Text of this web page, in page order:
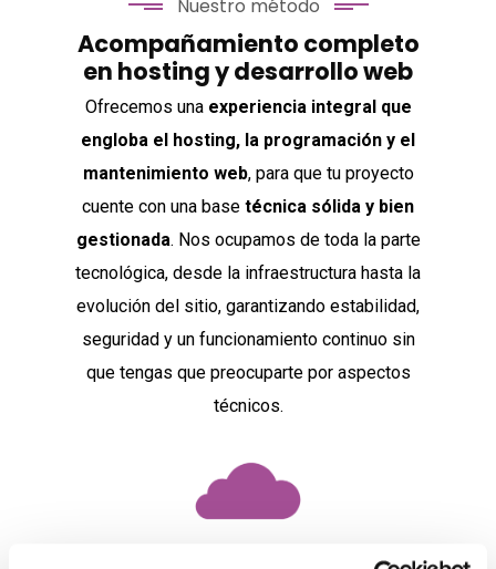
Nuestro método
Acompañamiento completo
en hosting y desarrollo web
Ofrecemos una experiencia integral que
engloba el hosting, la programación y el
mantenimiento web, para que tu proyecto
cuente con una base técnica sólida y bien
gestionada. Nos ocupamos de toda la parte
tecnológica, desde la infraestructura hasta la
evolución del sitio, garantizando estabilidad,
seguridad y un funcionamiento continuo sin
que tengas que preocuparte por aspectos
técnicos.